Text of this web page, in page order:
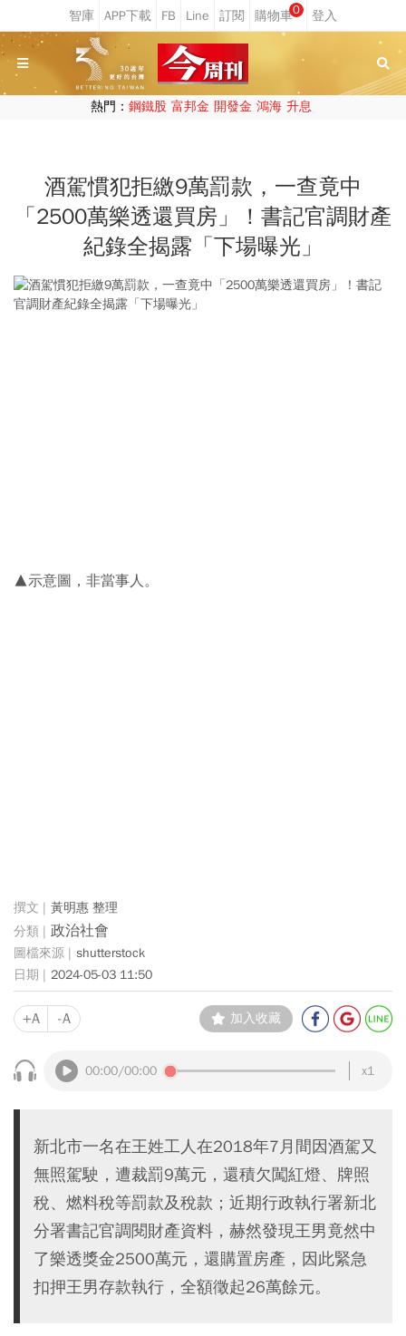
0
熱門： 鋼鐵股 富邦金 開發金 鴻海 升息
酒駕慣犯拒繳9萬罰款，一查竟中
「2500萬樂透還買房」！書記官調財產
紀錄全揭露「下場曝光」
▲示意圖，非當事人。
黃明惠 整理
政治社會
shutterstock
2024-05-03 11:50
+A -A 加入收藏
00:00/00:00 x1
新北市一名在王姓工人在2018年7月間因酒駕又
無照駕駛，遭裁罰9萬元，還積欠闖紅燈、牌照
稅、燃料稅等罰款及稅款；近期行政執行署新北
分署書記官調閱財產資料，赫然發現王男竟然中
了樂透獎金2500萬元，還購置房產，因此緊急
扣押王男存款執行，全額徵起26萬餘元。